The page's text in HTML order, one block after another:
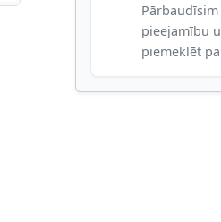
pieejamību
piemeklēt